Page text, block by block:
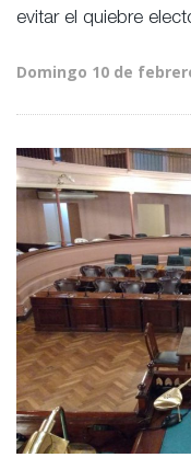
evitar el quiebre
Domingo 10 de